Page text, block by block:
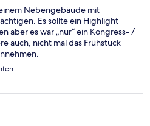
Nebengebäude mit
Es sollte ein Highlight
aber es war „nur“ ein Kongress- /
auch, nicht mal das Frühstück